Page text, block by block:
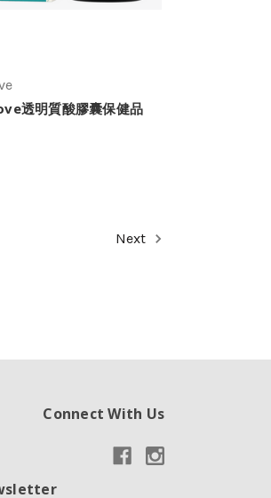
透明質酸膠囊保健品
Next
Connect With Us